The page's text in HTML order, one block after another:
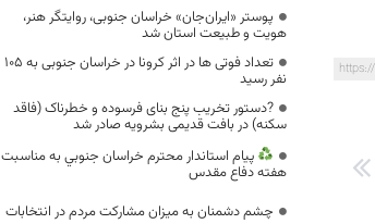
پوستر «ایران‌جان» خراسان جنوبی، روایتگر هنر،
هویت و طبیعت استان شد
تعداد فوتی ها در اثر کرونا در خراسان جنوبی به 105
نفر رسید
?دستور تخریب پنج بنای فرسوده و خطرناک (فاقد
سکنه) در بافت قدیمی بشرویه صادر شد
پيام استاندار محترم خراسان جنوبي به مناسبت
هفته دفاع مقدس
چشم دشمنان به میزان مشارکت مردم در انتخابات